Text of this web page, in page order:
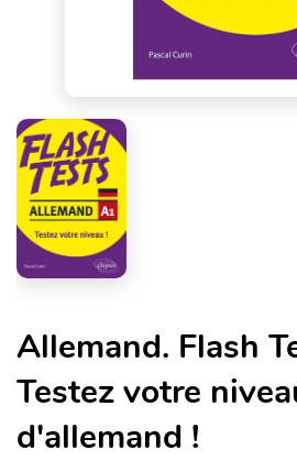
Allemand. Flash
Testez votre
d'allemand !